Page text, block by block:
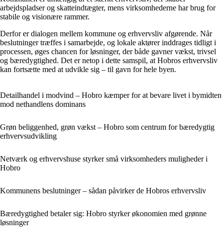
arbejdspladser og skatteindtægter, mens virksomhederne har brug for
stabile og visionære rammer.
Derfor er dialogen mellem kommune og erhvervsliv afgørende. Når
beslutninger træffes i samarbejde, og lokale aktører inddrages tidligt i
processen, øges chancen for løsninger, der både gavner vækst, trivsel
og bæredygtighed. Det er netop i dette samspil, at Hobros erhvervsliv
kan fortsætte med at udvikle sig – til gavn for hele byen.
Detailhandel i modvind – Hobro kæmper for at bevare livet i bymidten
mod nethandlens dominans
Grøn beliggenhed, grøn vækst – Hobro som centrum for bæredygtig
erhvervsudvikling
Netværk og erhvervshuse styrker små virksomheders muligheder i
Hobro
Kommunens beslutninger – sådan påvirker de Hobros erhvervsliv
Bæredygtighed betaler sig: Hobro styrker økonomien med grønne
løsninger